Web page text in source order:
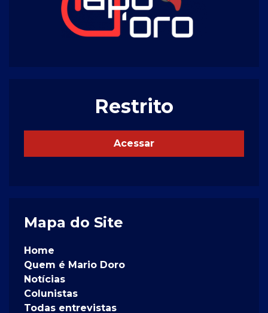
Restrito
Acessar
Mapa do Site
Home
Quem é Mario Doro
Notícias
Colunistas
Todas entrevistas